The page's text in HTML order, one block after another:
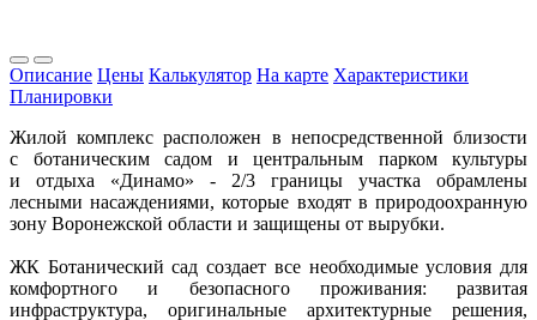
Описание Цены Калькулятор На карте Характеристики
Планировки
Жилой комплекс расположен в непосредственной близости
с ботаническим садом и центральным парком культуры
и отдыха «Динамо» - 2/3 границы участка обрамлены
лесными насаждениями, которые входят в природоохранную
зону Воронежской области и защищены от вырубки.
ЖК Ботанический сад создает все необходимые условия для
комфортного и безопасного проживания: развитая
инфраструктура, оригинальные архитектурные решения,